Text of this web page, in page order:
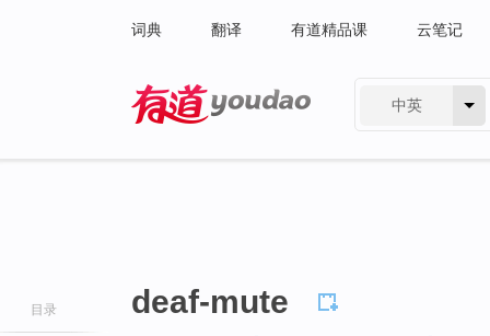
词典 翻译 有道精品课 云笔记
中英
目录 deaf-mute